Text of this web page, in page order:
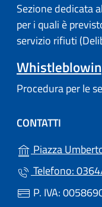
Sezione dedicata
per i quali è
servizio rifiuti
Procedura per le
CONTATTI
Piazza
Telefono:
P. IVA: